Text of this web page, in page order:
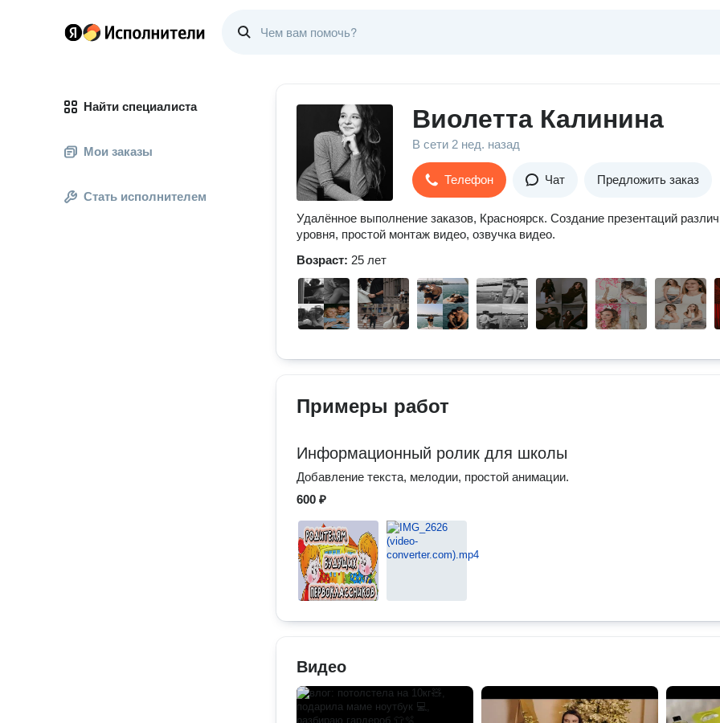
Найти специалиста
Мои заказы
Стать исполнителем
Виолетта Калинина
В сети 2 нед. назад
Телефон Чат Предложить заказ
Удалённое выполнение заказов, Красноярск. Создание презентаций
уровня, простой монтаж видео, озвучка видео.
Возраст: 25 лет
Примеры работ
Информационный ролик для школы
Добавление текста, мелодии, простой анимации.
600 ₽
Видео